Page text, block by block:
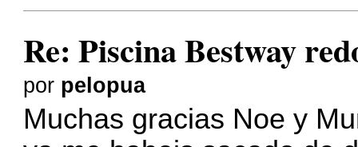
Re: Piscina Bestway
por pelopua
Muchas gracias Noe y